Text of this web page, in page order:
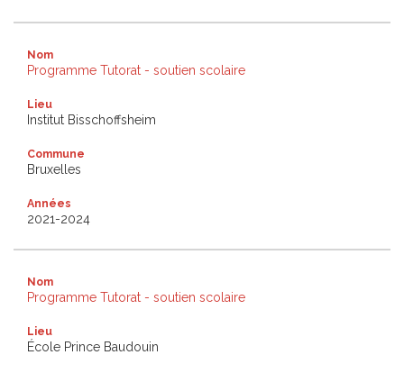
Nom
Programme Tutorat - soutien scolaire
Lieu
Institut Bisschoffsheim
Commune
Bruxelles
Années
2021-2024
Nom
Programme Tutorat - soutien scolaire
Lieu
École Prince Baudouin